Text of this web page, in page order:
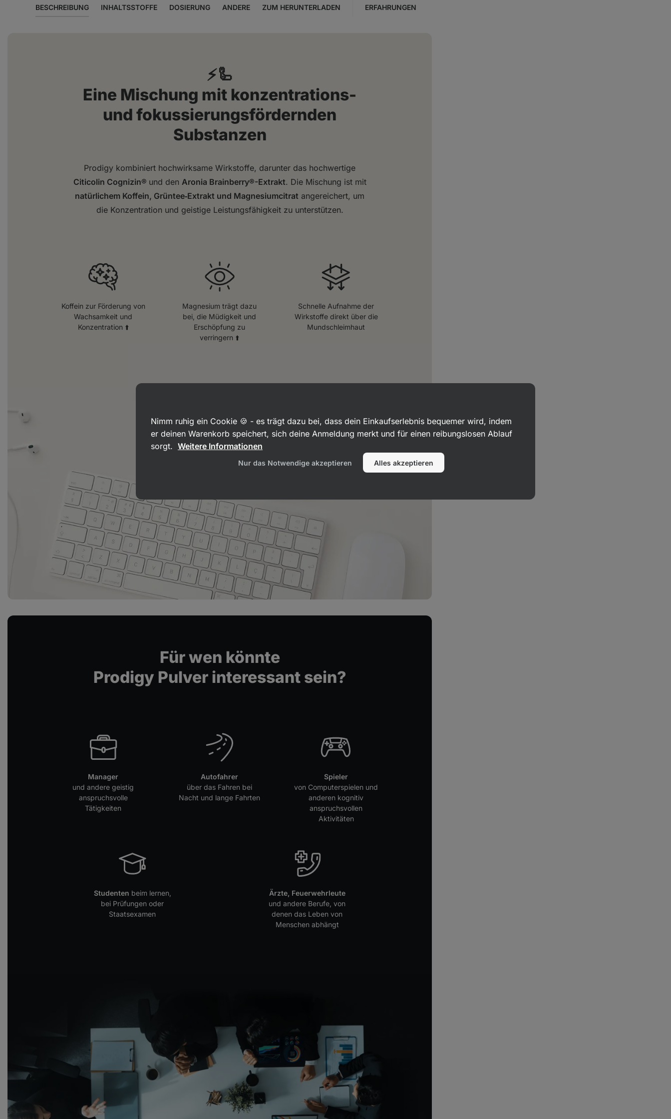
BESCHREIBUNG INHALTSSTOFFE DOSIERUNG ANDERE ZUM HERUNTERLADEN ERFAHRUNGEN
⚡🦾
Eine Mischung mit konzentrations-
und fokussierungsfördernden
Substanzen
Prodigy kombiniert hochwirksame Wirkstoffe, darunter das hochwertige
Citicolin Cognizin® und den Aronia Brainberry®-Extrakt. Die Mischung ist mit
natürlichem Koffein, Grüntee‑Extrakt und Magnesiumcitrat angereichert, um
die Konzentration und geistige Leistungsfähigkeit zu unterstützen.
Koffein zur Förderung von
Wachsamkeit und
Konzentration ⬆️
Magnesium trägt dazu
bei, die Müdigkeit und
Erschöpfung zu
verringern ⬆️
Schnelle Aufnahme der
Wirkstoffe direkt über die
Mundschleimhaut
Für wen könnte
Prodigy Pulver interessant sein?
Manager
und andere geistig
anspruchsvolle
Tätigkeiten
Autofahrer
über das Fahren bei
Nacht und lange Fahrten
Spieler
von Computerspielen und
anderen kognitiv
anspruchsvollen
Aktivitäten
Studenten beim lernen,
bei Prüfungen oder
Staatsexamen
Ärzte, Feuerwehrleute
und andere Berufe, von
denen das Leben von
Menschen abhängt
Nimm ruhig ein Cookie 🍪 - es trägt dazu bei, dass dein Einkaufserlebnis bequemer wird, indem
er deinen Warenkorb speichert, sich deine Anmeldung merkt und für einen reibungslosen Ablauf
sorgt. Weitere Informationen
Nur das Notwendige akzeptieren Alles akzeptieren